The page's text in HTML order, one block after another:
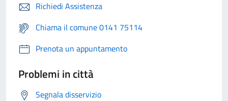
Richiedi Assistenza
Chiama il comune 0141 75114
Prenota un appuntamento
Problemi in città
Segnala disservizio